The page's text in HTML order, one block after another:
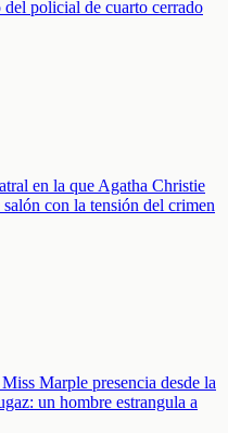
policial de cuarto cerrado
en la que Agatha Christie
con la tensión del crimen
Marple presencia desde la
un hombre estrangula a